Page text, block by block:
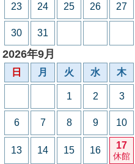
23 24 25 26 27
30 31
2026年9月
日 月 火 水 木
1 2 3
6 7 8 9 10
13 14 15 16 17
休館